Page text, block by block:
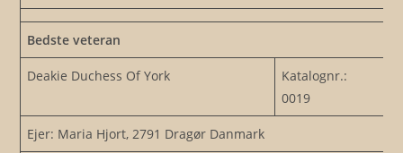
Bedste veteran
Deakie Duchess Of York
Katalognr.:
0019
Ejer: Maria Hjort, 2791 Dragør Danmark